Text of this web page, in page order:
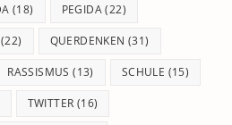
(18) PEGIDA(22)
(22) QUERDENKEN (31)
RASSISMUS (13) SCHULE (15)
TWITTER (16)